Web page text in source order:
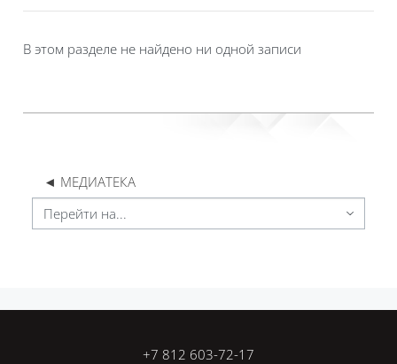
В этом разделе не найдено ни одной записи
◄ МЕДИАТЕКА
Перейти на...
+7 812 603-72-17